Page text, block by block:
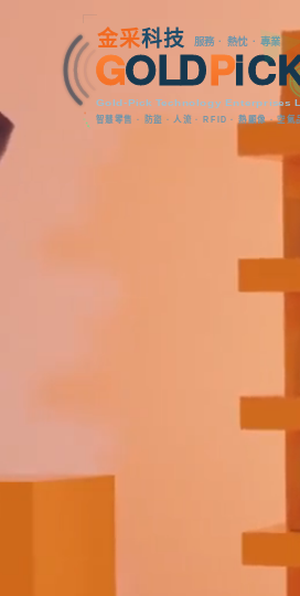
金采科技 服務 · 熱忱 · 專業
GOLDPiC
Gold-Pick Technology Enterprises
智慧零售 · 防盜 · 人流 · RFID · 熱顯像 · 空氣